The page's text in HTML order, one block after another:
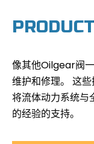
像其他Oilgear阀
维护和修理。 这
将流体动力系统与
的经验的支持。